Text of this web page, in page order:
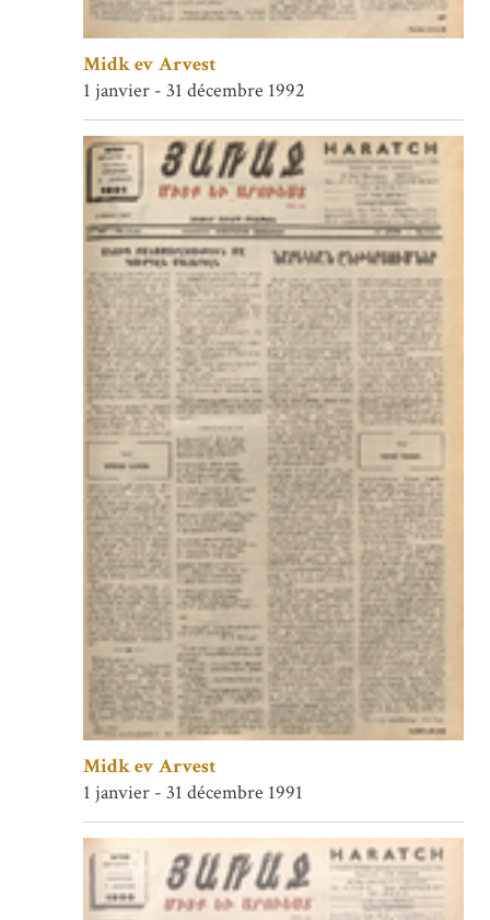
Midk ev Arvest
1 janvier - 31 décembre 1992
Midk ev Arvest
1 janvier - 31 décembre 1991